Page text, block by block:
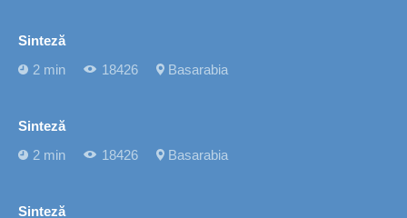
Sinteză
2 min
18426 Basarabia
Sinteză
2 min
18426 Basarabia
Sinteză